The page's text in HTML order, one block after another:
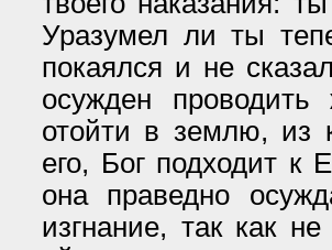
Уразумел ли ты
покаялся и не
осужден
отойти в землю, из
его, Бог подходит к
она праведно
изгнание, так как